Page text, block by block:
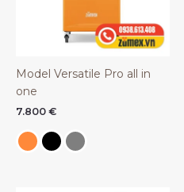
Model Versatile Pro all in
one
7.800 €